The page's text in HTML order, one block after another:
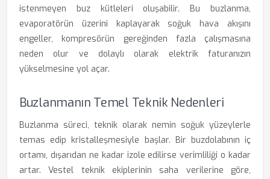
istenmeyen buz kütleleri oluşabilir. Bu buzlanma,
evaporatörün üzerini kaplayarak soğuk hava akışını
engeller, kompresörün gereğinden fazla çalışmasına
neden olur ve dolaylı olarak elektrik faturanızın
yükselmesine yol açar.
Buzlanmanın Temel Teknik Nedenleri
Buzlanma süreci, teknik olarak nemin soğuk yüzeylerle
temas edip kristalleşmesiyle başlar. Bir buzdolabının iç
ortamı, dışarıdan ne kadar izole edilirse verimliliği o kadar
artar. Vestel teknik ekiplerinin saha verilerine göre,